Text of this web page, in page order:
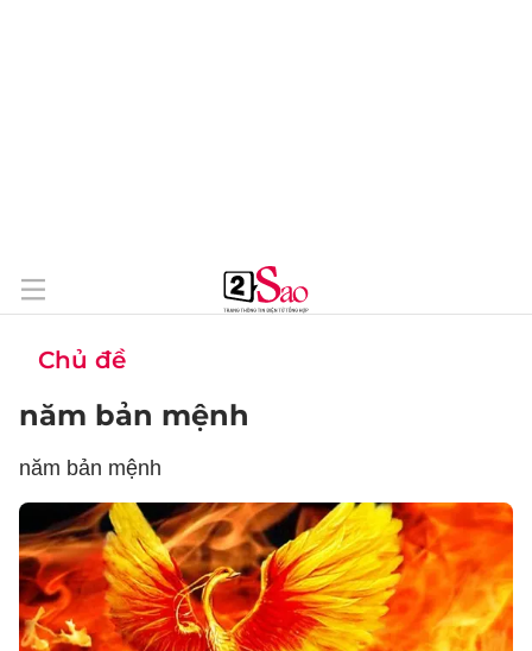
Chủ đề
năm bản mệnh
năm bản mệnh